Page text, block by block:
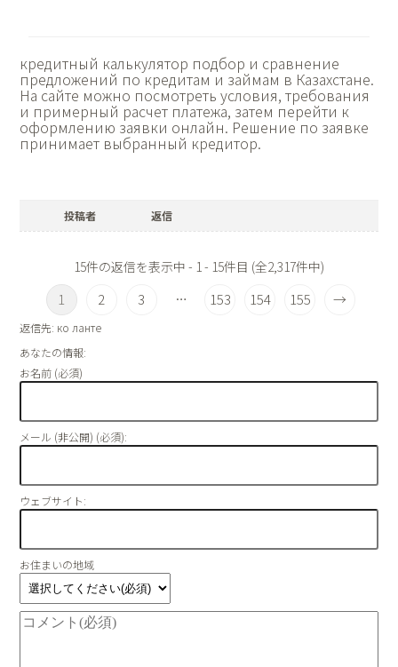
кредитный калькулятор подбор и сравнение
предложений по кредитам и займам в Казахстане.
На сайте можно посмотреть условия, требования
и примерный расчет платежа, затем перейти к
оформлению заявки онлайн. Решение по заявке
принимает выбранный кредитор.
投稿者 返信
15件の返信を表示中 - 1 - 15件目 (全2,317件中)
1 2 3 … 153 154 155 →
返信先: ко ланте
あなたの情報:
お名前 (必須)
メール (非公開) (必須):
ウェブサイト:
お住まいの地域